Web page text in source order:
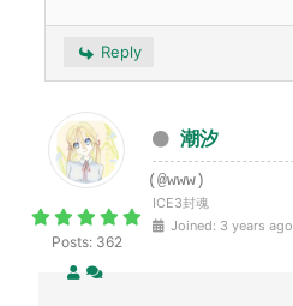
Reply
Posts: 362
潮汐
(@www)
ICE3封魂
Joined: 3 years ago